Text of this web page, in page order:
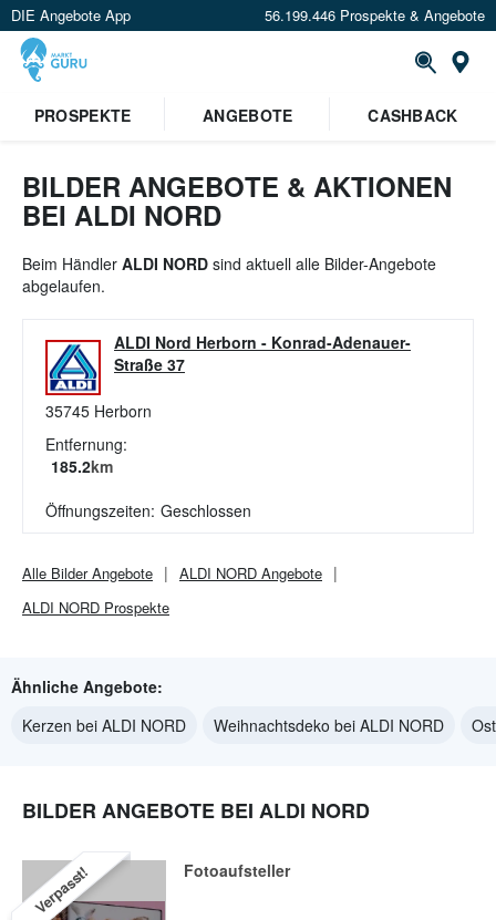
DIE Angebote App 56.199.446 Prospekte & Angebote
Standort festlegen
PROSPEKTE ANGEBOTE CASHBACK
BILDER ANGEBOTE & AKTIONEN
BEI ALDI NORD
Beim Händler ALDI NORD sind aktuell alle Bilder-Angebote
abgelaufen.
ALDI Nord Herborn - Konrad-Adenauer-
Straße 37
35745 Herborn
Entfernung:
185.2km
Öffnungszeiten: Geschlossen
Alle BilderAngebote ALDI NORD Angebote
ALDI NORD Prospekte
Ähnliche Angebote:
Kerzen bei ALDI NORD
Weihnachtsdeko bei ALDI NORD
BILDER ANGEBOTE BEI ALDI NORD
Verpasst! Fotoaufsteller